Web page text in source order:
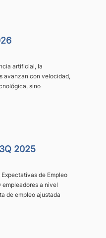
artificial, la
avanzan con velocidad,
sino
2025
de Empleo
empleadores a nivel
de empleo ajustada